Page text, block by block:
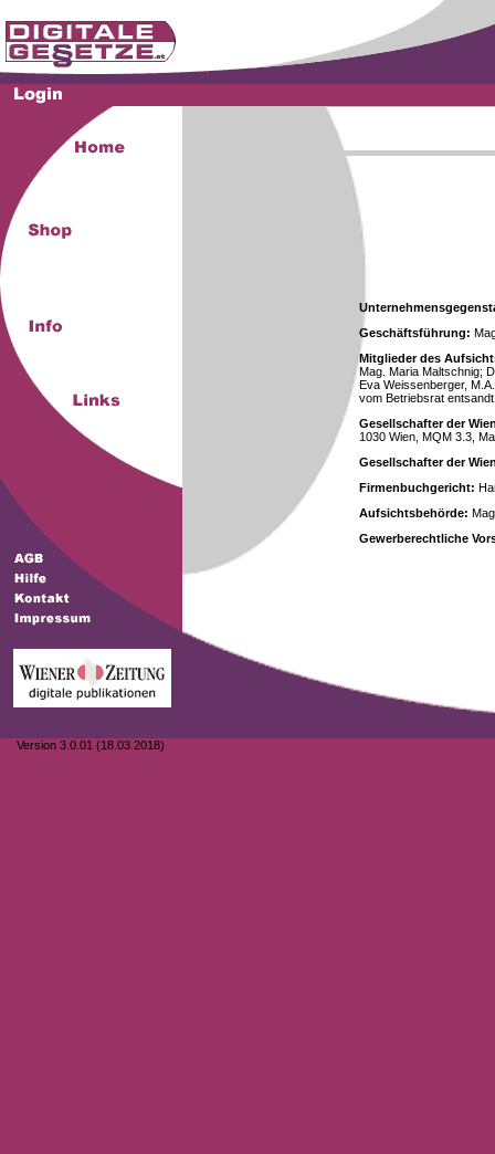
Version 3.0.01 (18.03.2018)
Geschäftsführung:
Mitglieder des
Mag. Maria Maltschnig;
Eva Weissenberger,
vom Betriebsrat
Gesellschafter der
1030 Wien, MQM 3.3,
Gesellschafter der
Firmenbuchgericht:
Aufsichtsbehörde:
Gewerberechtliche